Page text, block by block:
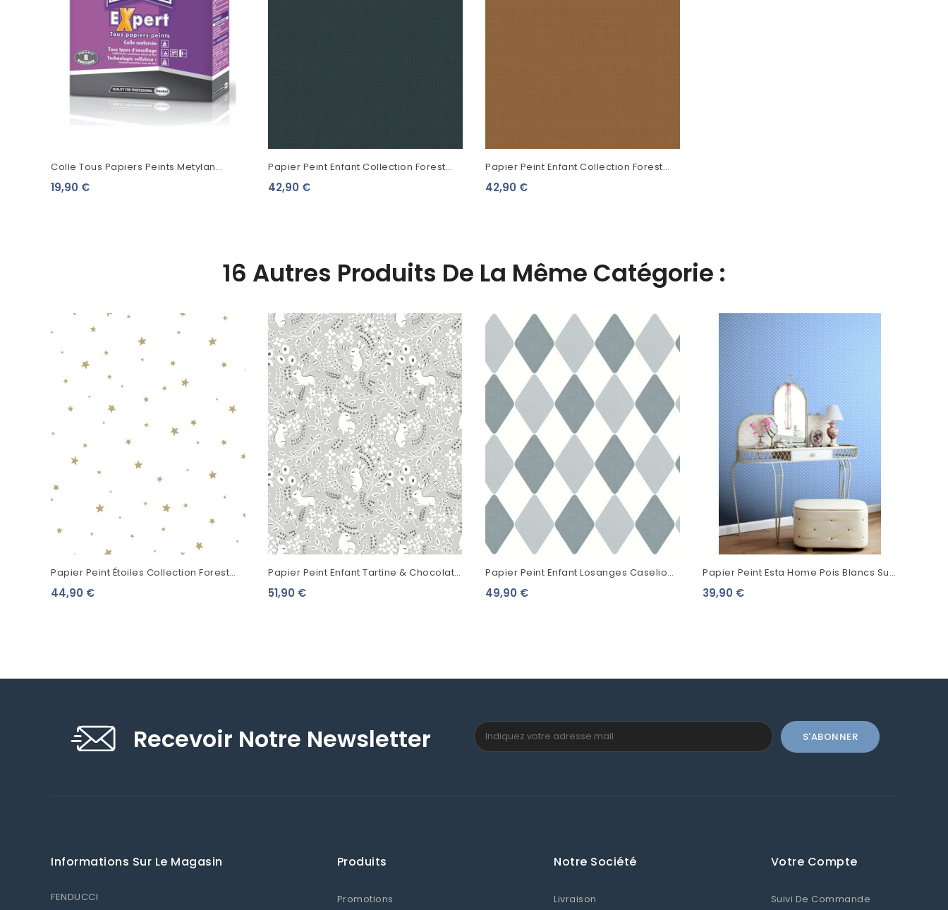
Colle Tous Papiers Peints Metylan
Expert
19,90 €
Papier Peint Enfant Collection Forest
Friends Uni Encre 139242
42,90 €
Papier Peint Enfant Collection Forest
Friends Uni Rouille 139241
42,90 €
16 Autres Produits De La Même Catégorie :
Papier Peint Étoiles Collection Forest
Friends Petites Étoiles Doré 139259
44,90 €
Papier Peint Enfant Tartine & Chocolat
Lapins Gris 36230409
51,90 €
Papier Peint Enfant Losanges Caselio
Autour Du Monde Bleu Grisé 103576066
49,90 €
Papier Peint Esta Home Pois Blancs Sur
Fond Bleu 138103
39,90 €
Recevoir Notre Newsletter
Informations Sur Le Magasin
FENDUCCI
Produits
Promotions
Notre Société
Livraison
Votre Compte
Suivi De Commande